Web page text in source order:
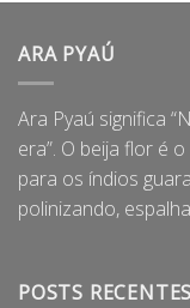
ARA PYAÚ
Ara Pyaú significa
era”. O beija flor é
para os índios
polinizando,
POSTS RECENTES